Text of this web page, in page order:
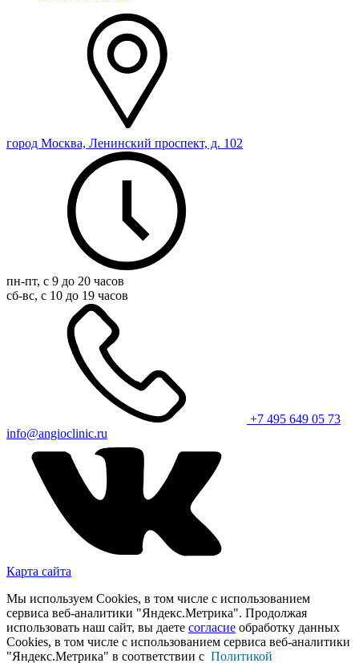
город Москва, Ленинский проспект, д. 102
пн-пт, с 9 до 20 часов
сб-вс, с 10 до 19 часов
+7 495 649 05 73
info@angioclinic.ru
Карта сайта
Мы используем Cookies, в том числе с использованием
сервиса веб-аналитики "Яндекс.Метрика". Продолжая
использовать наш сайт, вы даете согласие обработку данных
Cookies, в том числе с использованием сервиса веб-аналитики
"Яндекс.Метрика" в соответствии с Политикой